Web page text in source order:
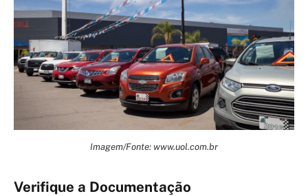
Imagem/Fonte: www.uol.com.br
Verifique a Documentação